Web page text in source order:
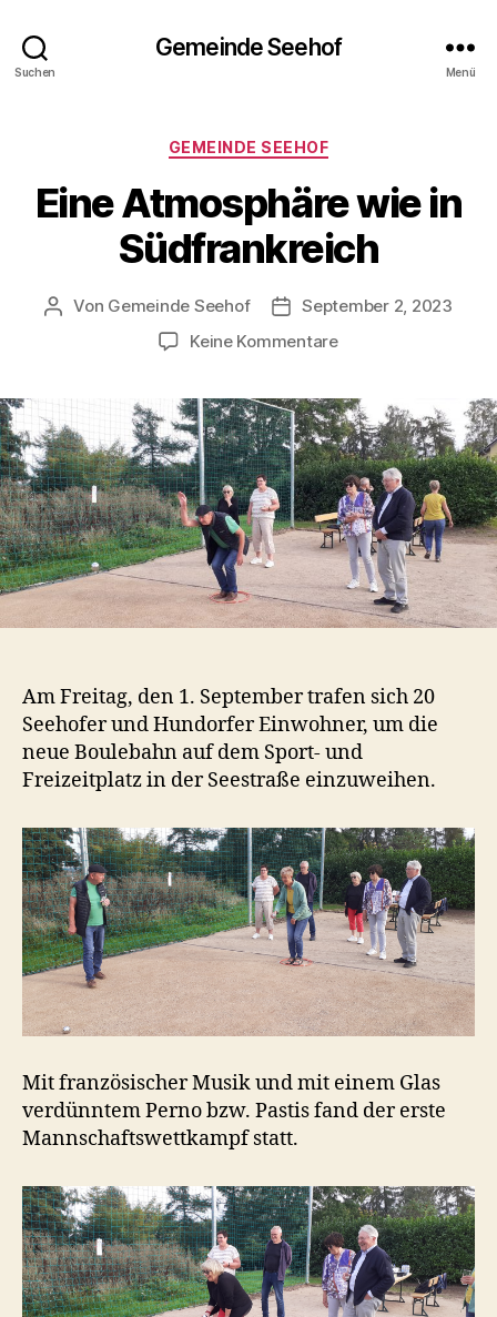
Suchen
Gemeinde Seehof
Menü
Kategorien
GEMEINDE SEEHOF
Eine Atmosphäre wie in
Südfrankreich
Beitragsautor
Von Gemeinde Seehof Veröffentlichungsdatum
September 2, 2023
Keine Kommentarezu
wie
in
Südfrankreich
Am Freitag, den 1. September trafen sich 20
Seehofer und Hundorfer Einwohner, um die
neue Boulebahn auf dem Sport- und
Freizeitplatz in der Seestraße einzuweihen.
Mit französischer Musik und mit einem Glas
verdünntem Perno bzw. Pastis fand der erste
Mannschaftswettkampf statt.